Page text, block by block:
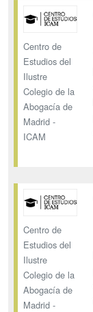
Centro de
Estudios del
Ilustre
Colegio de la
Abogacía de
Madrid -
ICAM
Centro de
Estudios del
Ilustre
Colegio de la
Abogacía de
Madrid -